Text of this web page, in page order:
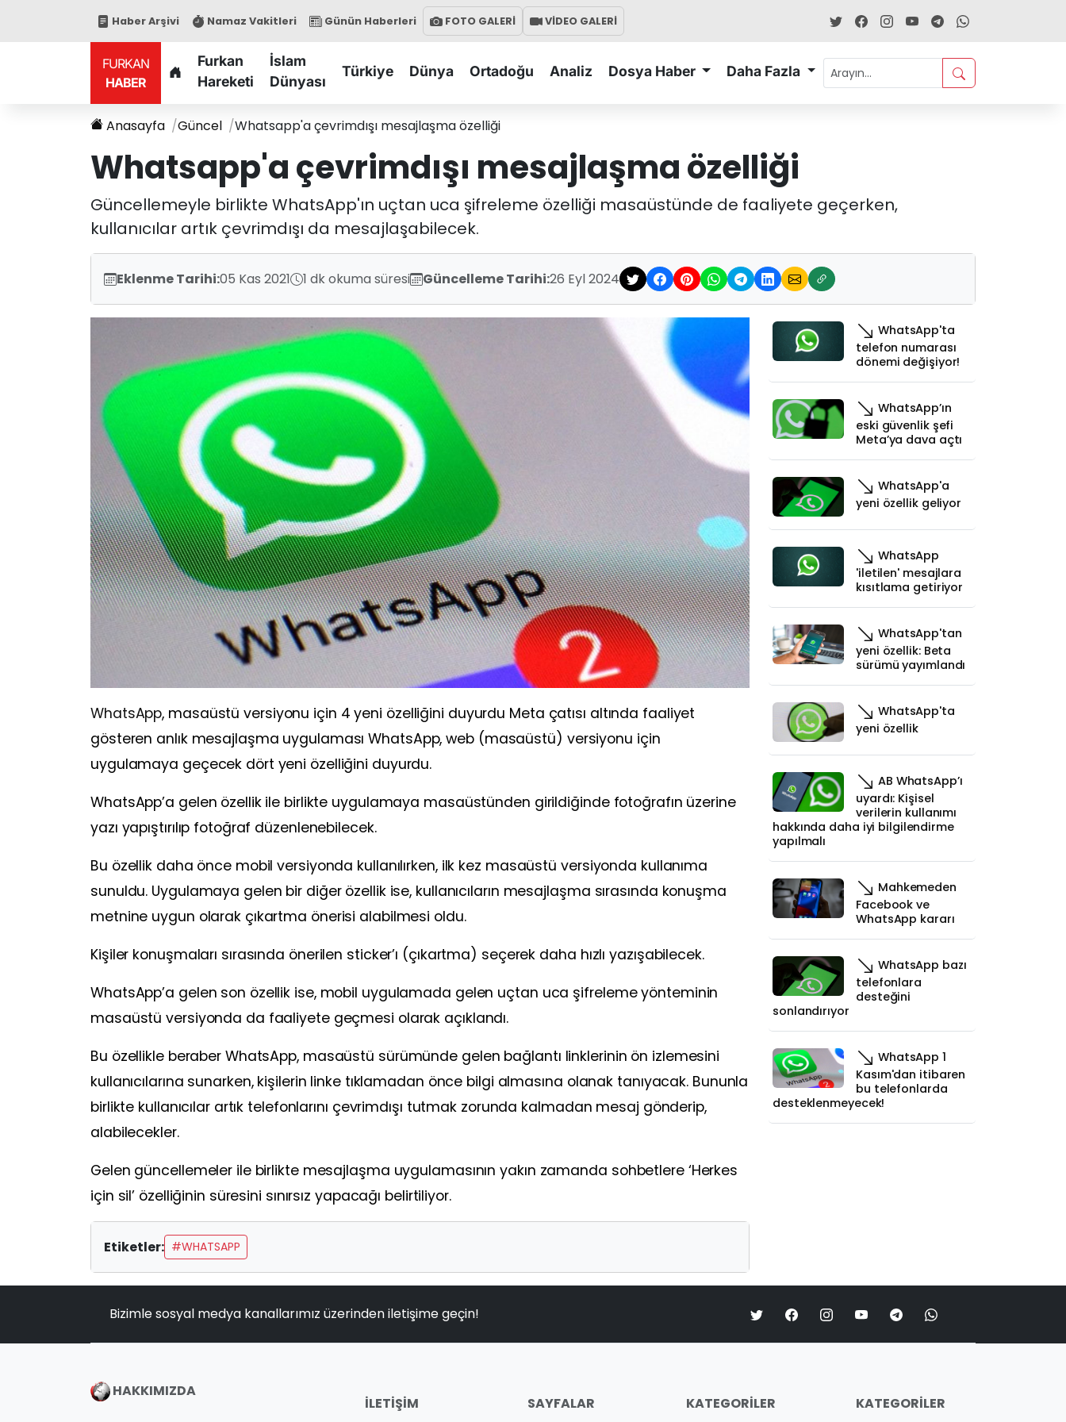
Haber Arşivi Namaz Vakitleri Günün Haberleri FOTO GALERİ VİDEO GALERİ
FURKAN
HABER
Furkan
Hareketi
İslam
Dünyası
Türkiye Dünya Ortadoğu Analiz Dosya Haber Daha Fazla
Anasayfa Güncel Whatsapp'a çevrimdışı mesajlaşma özelliği
Whatsapp'a çevrimdışı mesajlaşma özelliği
Güncellemeyle birlikte WhatsApp'ın uçtan uca şifreleme özelliği masaüstünde de faaliyete geçerken,
kullanıcılar artık çevrimdışı da mesajlaşabilecek.
Eklenme Tarihi:05 Kas 2021 1 dk okuma süresi Güncelleme Tarihi:26 Eyl 2024
WhatsApp, masaüstü versiyonu için 4 yeni özelliğini duyurdu Meta çatısı altında faaliyet
gösteren anlık mesajlaşma uygulaması WhatsApp, web (masaüstü) versiyonu için
uygulamaya geçecek dört yeni özelliğini duyurdu.
WhatsApp’a gelen özellik ile birlikte uygulamaya masaüstünden girildiğinde fotoğrafın üzerine
yazı yapıştırılıp fotoğraf düzenlenebilecek.
Bu özellik daha önce mobil versiyonda kullanılırken, ilk kez masaüstü versiyonda kullanıma
sunuldu. Uygulamaya gelen bir diğer özellik ise, kullanıcıların mesajlaşma sırasında konuşma
metnine uygun olarak çıkartma önerisi alabilmesi oldu.
Kişiler konuşmaları sırasında önerilen sticker’ı (çıkartma) seçerek daha hızlı yazışabilecek.
WhatsApp’a gelen son özellik ise, mobil uygulamada gelen uçtan uca şifreleme yönteminin
masaüstü versiyonda da faaliyete geçmesi olarak açıklandı.
Bu özellikle beraber WhatsApp, masaüstü sürümünde gelen bağlantı linklerinin ön izlemesini
kullanıcılarına sunarken, kişilerin linke tıklamadan önce bilgi almasına olanak tanıyacak. Bununla
birlikte kullanıcılar artık telefonlarını çevrimdışı tutmak zorunda kalmadan mesaj gönderip,
alabilecekler.
Gelen güncellemeler ile birlikte mesajlaşma uygulamasının yakın zamanda sohbetlere ‘Herkes
için sil’ özelliğinin süresini sınırsız yapacağı belirtiliyor.
Etiketler: #WHATSAPP
WhatsApp'ta
telefon numarası
dönemi değişiyor!
WhatsApp’ın
eski güvenlik şefi
Meta’ya dava açtı
WhatsApp'a
yeni özellik geliyor
WhatsApp
'iletilen' mesajlara
kısıtlama getiriyor
WhatsApp'tan
yeni özellik: Beta
sürümü yayımlandı
WhatsApp'ta
yeni özellik
AB WhatsApp’ı
uyardı: Kişisel
verilerin kullanımı
hakkında daha iyi bilgilendirme
yapılmalı
Mahkemeden
Facebook ve
WhatsApp kararı
WhatsApp bazı
telefonlara
desteğini
sonlandırıyor
WhatsApp 1
Kasım'dan itibaren
bu telefonlarda
desteklenmeyecek!
Bizimle sosyal medya kanallarımız üzerinden iletişime geçin!
HAKKIMIZDA
İLETIŞIM SAYFALAR KATEGORILER KATEGORILER